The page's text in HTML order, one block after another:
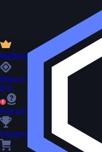
PREMIUM
Misiuni
0/5
Pick'em
Clasament